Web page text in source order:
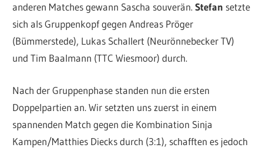
anderen Matches gewann Sascha souverän.Stefan setzte
sich als Gruppenkopf gegen Andreas Pröger
(Bümmerstede), Lukas Schallert (Neurönnebecker TV)
und Tim Baalmann (TTC Wiesmoor) durch.
Nach der Gruppenphase standen nun die ersten
Doppelpartien an. Wir setzten uns zuerst in einem
spannenden Match gegen die Kombination Sinja
Kampen/Matthies Diecks durch (3:1), schafften es jedoch